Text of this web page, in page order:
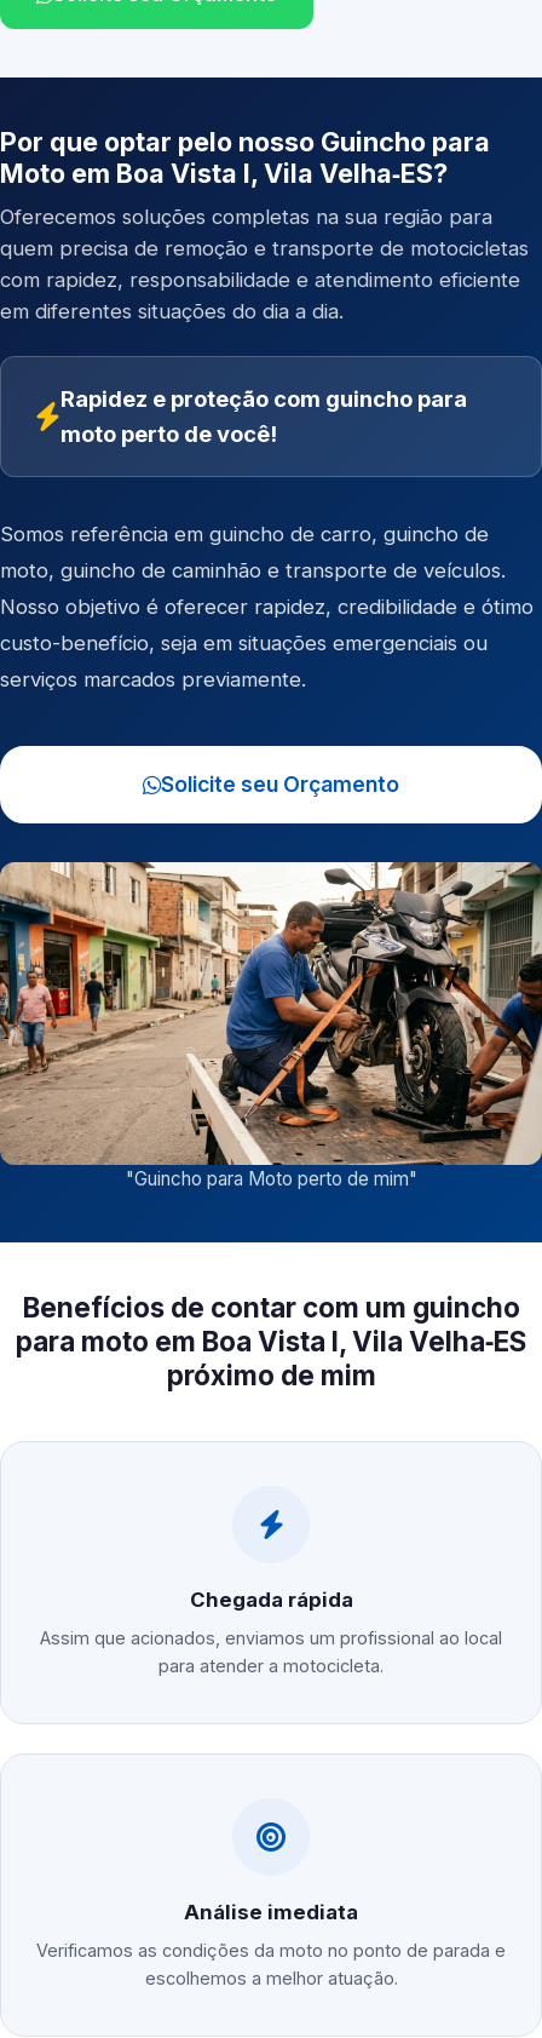
Por que optar pelo nosso Guincho para
Moto em Boa Vista I, Vila Velha‑ES?
Oferecemos soluções completas na sua região para
quem precisa de remoção e transporte de motocicletas
com rapidez, responsabilidade e atendimento eficiente
em diferentes situações do dia a dia.
Rapidez e proteção com guincho para
moto perto de você!
Somos referência em guincho de carro, guincho de
moto, guincho de caminhão e transporte de veículos.
Nosso objetivo é oferecer rapidez, credibilidade e ótimo
custo-benefício, seja em situações emergenciais ou
serviços marcados previamente.
Solicite seu Orçamento
"Guincho para Moto perto de mim"
Benefícios de contar com um guincho
para moto em Boa Vista I, Vila Velha‑ES
próximo de mim
Chegada rápida
Assim que acionados, enviamos um profissional ao local
para atender a motocicleta.
Análise imediata
Verificamos as condições da moto no ponto de parada e
escolhemos a melhor atuação.